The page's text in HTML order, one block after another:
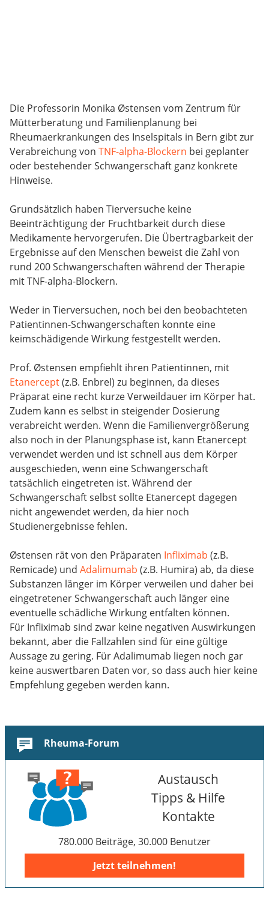
Die Professorin Monika Østensen vom Zentrum für
Mütterberatung und Familienplanung bei
Rheumaerkrankungen des Inselspitals in Bern gibt zur
Verabreichung von TNF-alpha-Blockern bei geplanter
oder bestehender Schwangerschaft ganz konkrete
Hinweise.
Grundsätzlich haben Tierversuche keine
Beeinträchtigung der Fruchtbarkeit durch diese
Medikamente hervorgerufen. Die Übertragbarkeit der
Ergebnisse auf den Menschen beweist die Zahl von
rund 200 Schwangerschaften während der Therapie
mit TNF-alpha-Blockern.
Weder in Tierversuchen, noch bei den beobachteten
Patientinnen-Schwangerschaften konnte eine
keimschädigende Wirkung festgestellt werden.
Prof. Østensen empfiehlt ihren Patientinnen, mit
Etanercept(z.B. Enbrel) zu beginnen, da dieses
Präparat eine recht kurze Verweildauer im Körper hat.
Zudem kann es selbst in steigender Dosierung
verabreicht werden. Wenn die Familienvergrößerung
also noch in der Planungsphase ist, kann Etanercept
verwendet werden und ist schnell aus dem Körper
ausgeschieden, wenn eine Schwangerschaft
tatsächlich eingetreten ist. Während der
Schwangerschaft selbst sollte Etanercept dagegen
nicht angewendet werden, da hier noch
Studienergebnisse fehlen.
Østensen rät von den Präparaten Infliximab (z.B.
Remicade) und Adalimumab (z.B. Humira) ab, da diese
Substanzen länger im Körper verweilen und daher bei
eingetretener Schwangerschaft auch länger eine
eventuelle schädliche Wirkung entfalten können.
Für Infliximab sind zwar keine negativen Auswirkungen
bekannt, aber die Fallzahlen sind für eine gültige
Aussage zu gering. Für Adalimumab liegen noch gar
keine auswertbaren Daten vor, so dass auch hier keine
Empfehlung gegeben werden kann.
Rheuma-Forum
Austausch
Tipps & Hilfe
Kontakte
780.000 Beiträge, 30.000 Benutzer
Jetzt teilnehmen!